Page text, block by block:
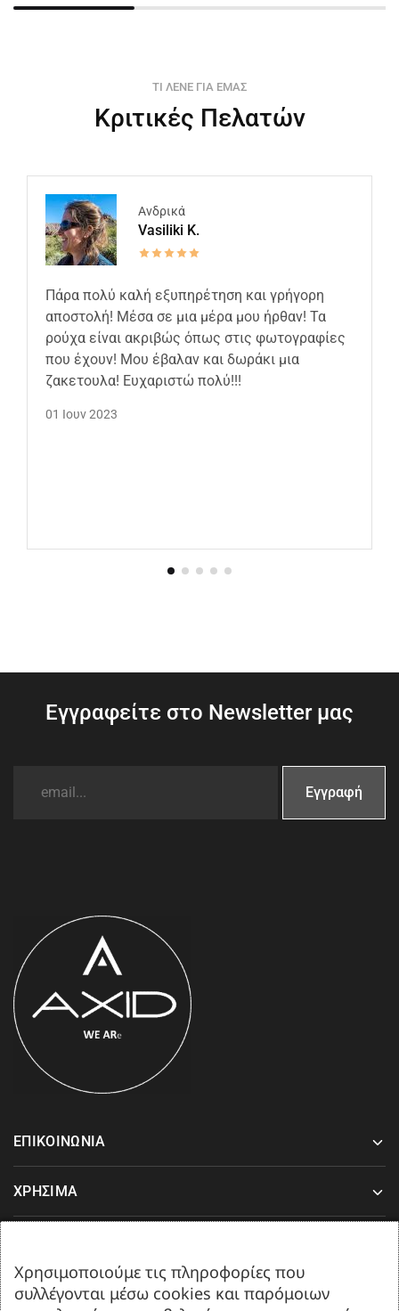
ΤΙ ΛΕΝΕ ΓΙΑ ΕΜΑΣ
Κριτικές Πελατών
Ανδρικά
Vasiliki K.
Πάρα πολύ καλή εξυπηρέτηση και γρήγορη
αποστολή! Μέσα σε μια μέρα μου ήρθαν! Τα
ρούχα είναι ακριβώς όπως στις φωτογραφίες
που έχουν! Μου έβαλαν και δωράκι μια
ζακετουλα! Ευχαριστώ πολύ!!!
01 Ιουν 2023
Εγγραφείτε στο Newsletter μας
ΕΠΙΚΟΙΝΩΝΙΑ
ΧΡΗΣΙΜΑ
Δευτέρα-Παρασκευή 08:00-17:00
Χρησιμοποιούμε τις πληροφορίες που
συλλέγονται μέσω cookies και παρόμοιων